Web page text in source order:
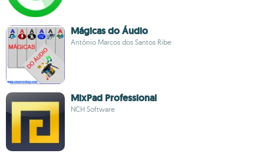
Mágicas do Áudio
Antônio Marcos dos Santos Ribe
MixPad Professional
NCH Software